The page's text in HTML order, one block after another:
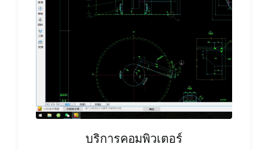
บริการคอมพิวเตอร์